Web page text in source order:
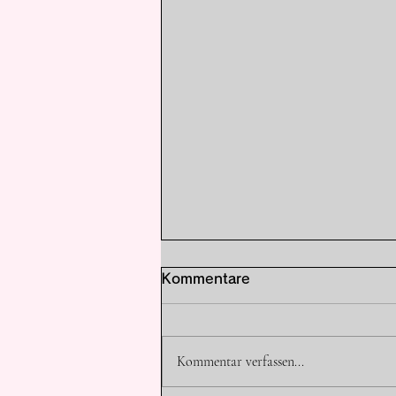
Zwischen „Lernen“ und
„Zerstören“: Die tragische
Dualität der Reze-Arc
grausamen Lektionen der Reze-
Arc: Wie aus vermeintlicher
Kommentare
Kommentar verfassen...